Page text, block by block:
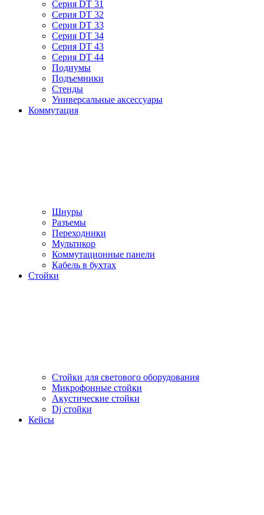
Серия DT 31
Серия DT 32
Серия DT 33
Серия DT 34
Серия DT 43
Серия DT 44
Подиумы
Подъемники
Стенды
Универсальные аксессуары
Коммутация
Шнуры
Разъемы
Переходники
Мультикор
Коммутационные панели
Кабель в бухтах
Стойки
Стойки для светового оборудования
Микрофонные стойки
Акустические стойки
Dj стойки
Кейсы